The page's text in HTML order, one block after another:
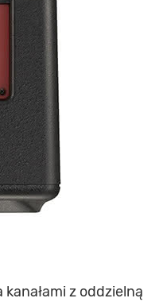
z oddzielną